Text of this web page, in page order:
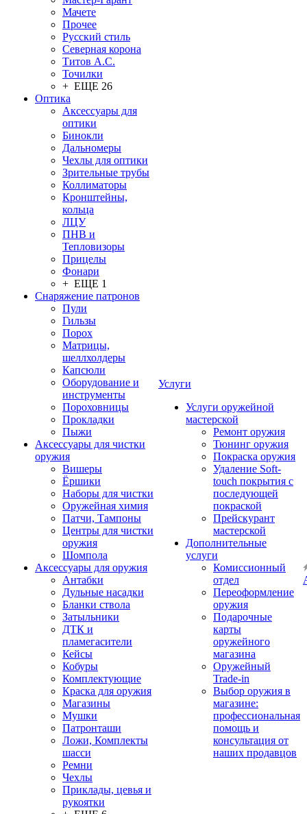
Мачете
Прочее
Русский стиль
Северная корона
Титов А.С.
Точилки
+ ЕЩЕ 26
Оптика
Аксессуары для
оптики
Бинокли
Дальномеры
Чехлы для оптики
Зрительные трубы
Коллиматоры
Кронштейны,
кольца
ЛЦУ
ПНВ и
Тепловизоры
Прицелы
Фонари
+ ЕЩЕ 1
Снаряжение патронов
Пули
Гильзы
Порох
Матрицы,
шеллхолдеры
Капсюли
Оборудование и
инструменты
Пороховницы
Прокладки
Пыжи
Аксессуары для чистки
оружия
Вишеры
Ёршики
Наборы для чистки
Оружейная химия
Патчи, Тампоны
Центры для чистки
оружия
Шомпола
Аксессуары для оружия
Антабки
Дульные насадки
Бланки ствола
Затыльники
ДТК и
пламегасители
Кейсы
Кобуры
Комплектующие
Краска для оружия
Магазины
Мушки
Патронташи
Ложи, Комплекты
шасси
Ремни
Чехлы
Приклады, цевья и
рукоятки
Услуги
Услуги оружейной
мастерской
Ремонт оружия
Тюнинг оружия
Покраска оружия
Удаление Soft-
touch покрытия с
последующей
покраской
Прейскурант
мастерской
Дополнительные
услуги
Комиссионный
отдел
Переоформление
оружия
Подарочные
карты
оружейного
магазина
Оружейный
Trade-in
Выбор оружия в
магазине:
профессиональная
помощь и
консультация от
наших продавцов